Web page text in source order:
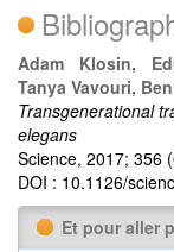
Adam Klosin,
Tanya Vavouri,
Transgenerational
elegans
Science, 2017; 356
DOI : 10.1126/
Et pour aller